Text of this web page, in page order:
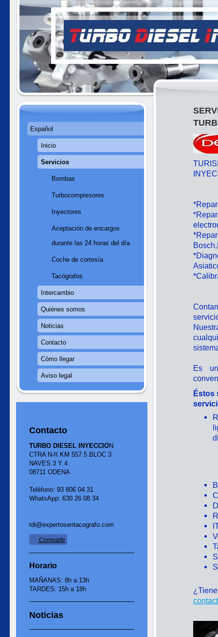
Es
Éstos
Español
Inicio
Servicios
Bombas
Turbocompresores
Inyectores
Aceptación de encargos
durante las 24 horas del día
Coche de cortesía
Tacógrafos
Intercambio
Quiénes somos
Noticias
Contacto
Cómo llegar
Aviso legal
Contacto
TURBO DIESEL INYECCION
CTRA N-II KM 557.5 BLOC 3
NAVES 3 Y 4
08711 ODENA
Teléfono: 93 806 04 31
WhatsApp: 630 26 08 34
tdi@expertosentacografo.com
Compartir
Horario
MAÑANAS: 8h a 13h
TARDES: 15h a 18h
Noticias